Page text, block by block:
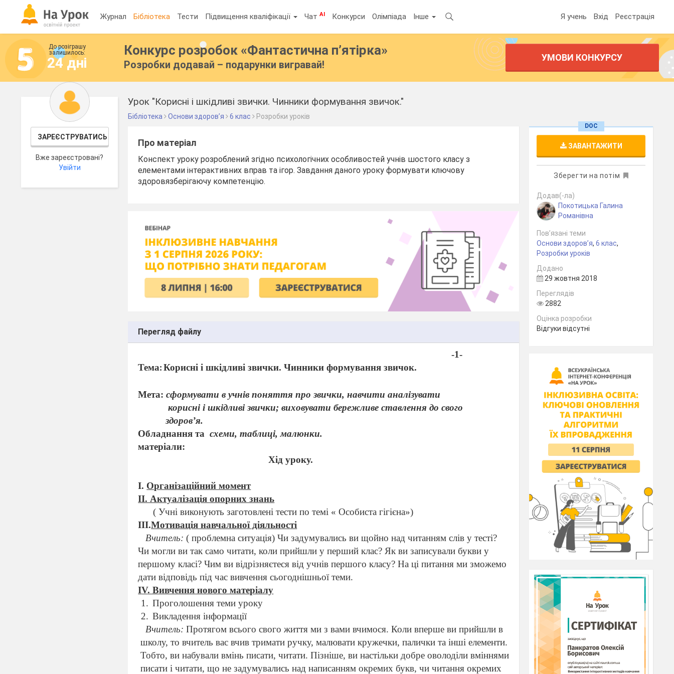
Журнал Бібліотека Тести Підвищення кваліфікації ЧатAI Конкурси Олімпіада Інше Я учень Вхід Реєстрація
До розіграшу
залишилось:
24 дні
Конкурс розробок «Фантастична п’ятірка»
Розробки додавай – подарунки вигравай!
УМОВИ КОНКУРСУ
ЗАРЕЄСТРУВАТИСЬ
Вже зареєстровані?
Увійти
Урок "Корисні і шкідливі звички. Чинники формування звичок."
Бібліотека Основи здоров’я 6 клас Розробки уроків
Про матеріал
Конспект уроку розроблений згідно психологічних особливостей учнів шостого класу з
елементами інтерактивних вправ та ігор. Завдання даного уроку формувати ключову
здоровязберігаючу компетенцію.
Перегляд файлу
-1-
Тема: Корисні і шкідливі звички. Чинники формування звичок.
Мета:сформувати в учнів поняття про звички, навчити аналізувати
корисні і шкідливі звички; виховувати бережливе ставлення до свого
здоров’я.
Обладнання та схеми, таблиці, малюнки.
матеріали:
Хід уроку.
І. Організаційний момент
ІІ. Актуалізація опорних знань
( Учні виконують заготовлені тести по темі « Особиста гігієна»)
ІІІ.Мотивація навчальної діяльності
Вчитель:( проблемна ситуація) Чи задумувались ви щойно над читанням слів у тесті?
Чи могли ви так само читати, коли прийшли у перший клас? Як ви записували букви у
першому класі? Чим ви відрізняєтеся від учнів першого класу? На ці питання ми зможемо
дати відповідь під час вивчення сьогоднішньої теми.
ІV. Вивчення нового матеріалу
Проголошення теми уроку
Викладення інформації
Вчитель: Протягом всього свого життя ми з вами вчимося. Коли вперше ви прийшли в
школу, то вчитель вас вчив тримати ручку, малювати кружечки, палички та інші елементи.
Тобто, ви набували вмінь писати, читати. Пізніше, ви настільки добре оволоділи вміннями
писати і читати, що не задумувались над написанням окремих букв, чи читання окремих
DOC
ЗАВАНТАЖИТИ
Зберегти на потім
Додав(-ла)
Покотицька Галина
Романівна
Пов’язані теми
Основи здоров’я,6 клас,
Розробки уроків
Додано
29 жовтня 2018
Переглядів
2882
Оцінка розробки
Відгуки відсутні